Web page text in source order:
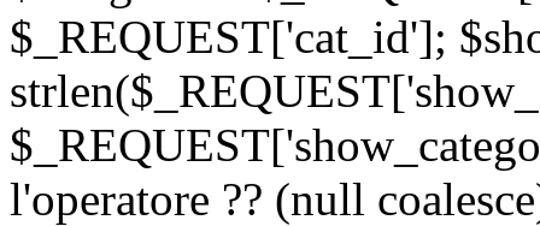
$_REQUEST['cat_id'];
l'operatore ?? (null